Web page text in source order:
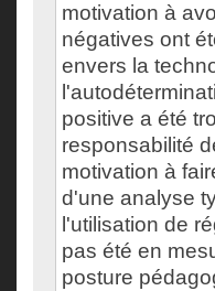
motivation à
négatives ont
envers la
positive a été
responsabilité
motivation à
d'une analyse
l'utilisation de
pas été en
posture